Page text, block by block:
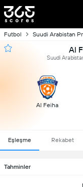
Futbol Suudi Arabistan
Al
Suudi
Al Feiha
Eşleşme Rekabet
Tahminler